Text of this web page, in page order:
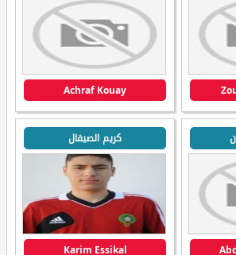
Achraf Kouay
كريم الصيقال
Karim Essikal